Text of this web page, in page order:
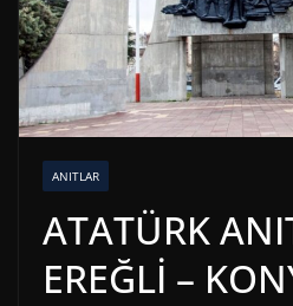
ANITLAR
ATATÜRK
EREĞLİ –